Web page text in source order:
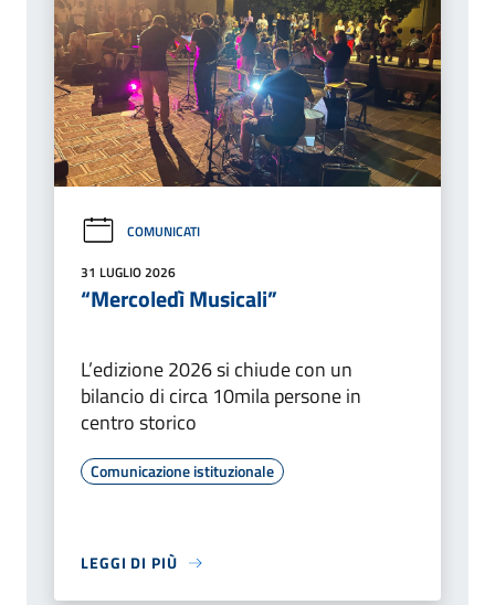
COMUNICATI
31 LUGLIO 2026
“Mercoledì Musicali”
L’edizione 2026 si chiude con un
bilancio di circa 10mila persone in
centro storico
Comunicazione istituzionale
LEGGI DI PIÙ